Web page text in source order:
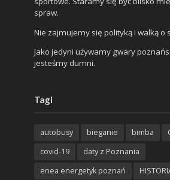
spraw.
Nie zajmujemy się polityką i walką o
Jako jedyni używamy gwary
jesteśmy dumni.
Tagi
autobusy bieganie bimba
covid-19
daty z Poznania
enea energetyk poznań